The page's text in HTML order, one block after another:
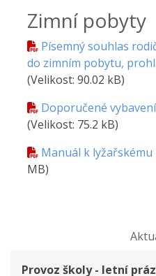
Zimní pobyty
Písemný souhlas
do zimním pobytu,
(Velikost: 90.02 kB)
Doporučené
(Velikost: 75.2 kB)
Manuál k lyžařskému
MB)
Provoz školy - letní